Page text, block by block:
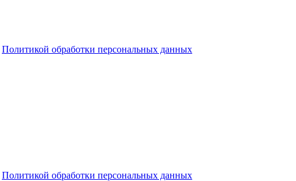
Политикой обработки персональных данных
Политикой обработки персональных данных